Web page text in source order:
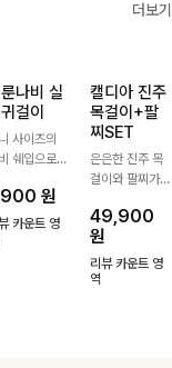
더보기
나비 실
걸이
사이즈의
쉐입으로
줄 이어링,
지 않은 포
가 되어줘
원
카운트 영
캘디아 진주
목걸이+팔
찌SET
은은한 진주 목
걸이와 팔찌가
한 번에 완성도
높은 스타일링을
연출해주는 아이
템 🤍 데일리룩
49,900
원
리뷰 카운트 영
역